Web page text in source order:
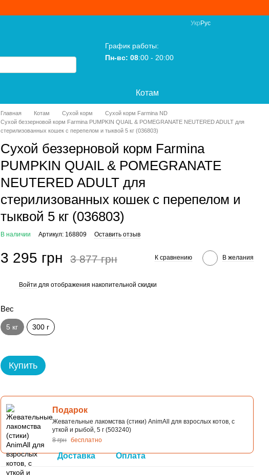
Укр Рус
График работы:
Пн-вс: 08:00 - 20:00
Котам
Главная Котам Сухой корм
Сухой корм Farmina ND
Сухой беззерновой корм Farmina PUMPKIN QUAIL & POMEGRANATE NEUTERED ADULT для
стерилизованных кошек с перепелом и тыквой 5 кг (036803)
Сухой беззерновой корм Farmina
PUMPKIN QUAIL & POMEGRANATE
NEUTERED ADULT для
стерилизованных кошек с перепелом и
тыквой 5 кг (036803)
В наличии Артикул: 168809 Оставить отзыв
3 295 грн 3 877 грн К сравнению В желания
Войти для отображения накопительной скидки
Вес
5 кг 300 г
Купить
Подарок
Жевательные лакомства (стики) AnimAll для взрослых котов, с
уткой и рыбой, 5 г (503240)
8 грн бесплатно
Доставка Оплата